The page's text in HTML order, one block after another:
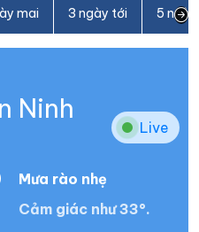
mai 3 ngày tới 5
Ninh
Live
Mưa rào nhẹ
Cảm giác như 33°.